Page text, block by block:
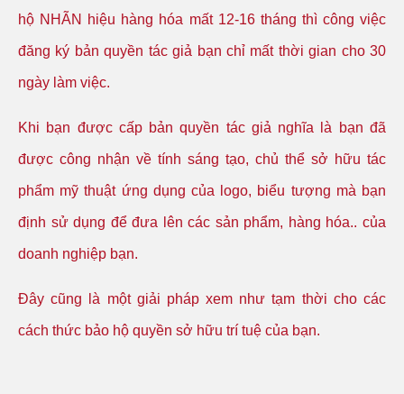
hộ NHÃN hiệu hàng hóa mất 12-16 tháng thì công việc
đăng ký bản quyền tác giả bạn chỉ mất thời gian cho 30
ngày làm việc.
Khi bạn được cấp bản quyền tác giả nghĩa là bạn đã
được công nhận về tính sáng tạo, chủ thể sở hữu tác
phẩm mỹ thuật ứng dụng của logo, biểu tượng mà bạn
định sử dụng để đưa lên các sản phẩm, hàng hóa.. của
doanh nghiệp bạn.
Đây cũng là một giải pháp xem như tạm thời cho các
cách thức bảo hộ quyền sở hữu trí tuệ của bạn.